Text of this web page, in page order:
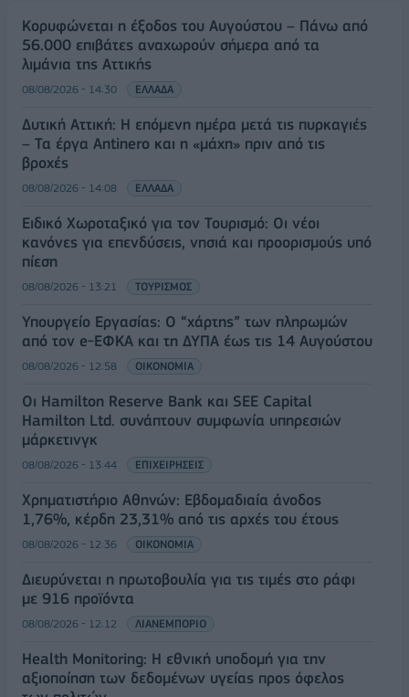
Κορυφώνεται η έξοδος του Αυγούστου – Πάνω από
56.000 επιβάτες αναχωρούν σήμερα από τα
λιμάνια της Αττικής
08/08/2026 - 14:30 ΕΛΛΑΔΑ
Δυτική Αττική: Η επόμενη ημέρα μετά τις πυρκαγιές
– Τα έργα Antinero και η «μάχη» πριν από τις
βροχές
08/08/2026 - 14:08 ΕΛΛΑΔΑ
Ειδικό Χωροταξικό για τον Τουρισμό: Οι νέοι
κανόνες για επενδύσεις, νησιά και προορισμούς υπό
πίεση
08/08/2026 - 13:21 ΤΟΥΡΙΣΜΟΣ
Υπουργείο Εργασίας: Ο “χάρτης” των πληρωμών
από τον e-ΕΦΚΑ και τη ΔΥΠΑ έως τις 14 Αυγούστου
08/08/2026 - 12:58 ΟΙΚΟΝΟΜΙΑ
Οι Hamilton Reserve Bank και SEE Capital
Hamilton Ltd. συνάπτουν συμφωνία υπηρεσιών
μάρκετινγκ
08/08/2026 - 13:44 ΕΠΙΧΕΙΡΗΣΕΙΣ
Χρηματιστήριο Αθηνών: Εβδομαδιαία άνοδος
1,76%, κέρδη 23,31% από τις αρχές του έτους
08/08/2026 - 12:36 ΟΙΚΟΝΟΜΙΑ
Διευρύνεται η πρωτοβουλία για τις τιμές στο ράφι
με 916 προϊόντα
08/08/2026 - 12:12 ΛΙΑΝΕΜΠΟΡΙΟ
Health Monitoring: Η εθνική υποδομή για την
αξιοποίηση των δεδομένων υγείας προς όφελος